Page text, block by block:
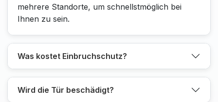
mehrere Standorte, um schnellstmöglich bei
Ihnen zu sein.
Was kostet Einbruchschutz?
Wird die Tür beschädigt?